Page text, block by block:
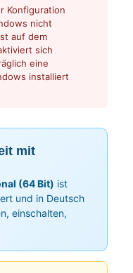
Konfiguration
nicht
auf dem
sich
eine
installiert
mit
(64 Bit) ist
und in Deutsch
einschalten,